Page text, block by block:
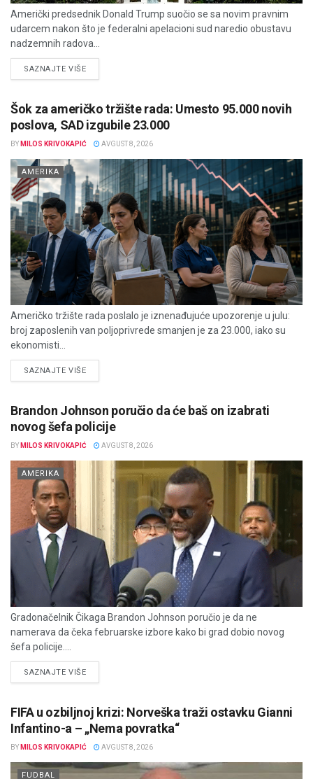
Američki predsednik Donald Trump suočio se sa novim pravnim
udarcem nakon što je federalni apelacioni sud naredio obustavu
nadzemnih radova...
SAZNAJTE VIŠEDETAILS
Šok za američko tržište rada: Umesto 95.000 novih
poslova, SAD izgubile 23.000
BY MILOS KRIVOKAPIĆ AVGUST 8, 2026
AMERIKA
Američko tržište rada poslalo je iznenađujuće upozorenje u julu:
broj zaposlenih van poljoprivrede smanjen je za 23.000, iako su
ekonomisti...
SAZNAJTE VIŠEDETAILS
Brandon Johnson poručio da će baš on izabrati
novog šefa policije
BY MILOS KRIVOKAPIĆ AVGUST 8, 2026
AMERIKA
Gradonačelnik Čikaga Brandon Johnson poručio je da ne
namerava da čeka februarske izbore kako bi grad dobio novog
šefa policije....
SAZNAJTE VIŠEDETAILS
FIFA u ozbiljnoj krizi: Norveška traži ostavku Gianni
Infantino-a – „Nema povratka“
BY MILOS KRIVOKAPIĆ AVGUST 8, 2026
FUDBAL